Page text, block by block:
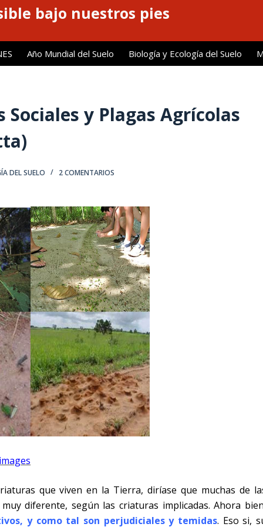
bajo nuestros pies
Año Mundial del Suelo Biología y Ecología del Suelo
y Plagas Agrícolas
DEL SUELO 2 COMENTARIOS
que viven en la Tierra, diríase que muchas de
diferente, según las criaturas implicadas. Ahora
y como tal son perjudiciales y temidas. Eso si,